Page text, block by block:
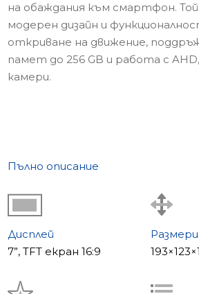
на обаждания към смартфон.
модерен дизайн и
откриване на движение,
памет до 256 GB и работа с AHD,
камери.
Пълно описание
Дисплей
7”, TFT екран 16:9
Размери